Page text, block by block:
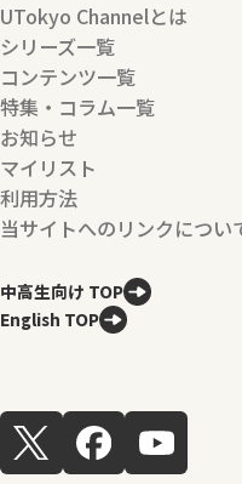
UTokyo Channelとは
シリーズ一覧
コンテンツ一覧
特集・コラム一覧
お知らせ
マイリスト
利用方法
当サイトへのリンクについ
中高生向け TOP
English TOP